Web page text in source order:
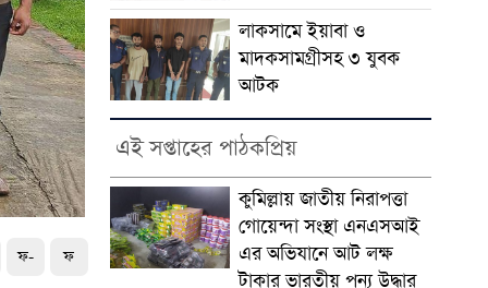
ফ- ফ
লাকসামে ইয়াবা ও
মাদকসামগ্রীসহ ৩ যুবক
আটক
এই সপ্তাহের পাঠকপ্রিয়
কুমিল্লায় জাতীয় নিরাপত্তা
গোয়েন্দা সংস্থা এনএসআই
এর অভিযানে আট লক্ষ
টাকার ভারতীয় পন্য উদ্ধার